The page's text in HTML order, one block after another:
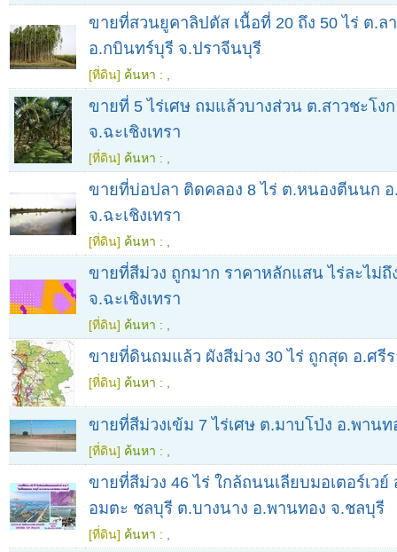
ขายที่สวนยูคาลิปตัส เนื้อที่ 20 ถึง 50 ไร่ ต.ล
อ.กบินทร์บุรี จ.ปราจีนบุรี
[ที่ดิน] ค้นหา :
ขายที่ 5 ไร่เศษ ถมแล้วบางส่วน ต.สาวชะโง
จ.ฉะเชิงเทรา
[ที่ดิน] ค้นหา :
ขายที่บ่อปลา ติดคลอง 8 ไร่ ต.หนองตีนนก
จ.ฉะเชิงเทรา
[ที่ดิน] ค้นหา :
ขายที่สีม่วง ถูกมาก ราคาหลักแสน ไร่ละไม่ถึ
จ.ฉะเชิงเทรา
[ที่ดิน] ค้นหา :
ขายที่ดินถมแล้ว ผังสีม่วง 30 ไร่ ถูกสุด อ.ศรี
[ที่ดิน] ค้นหา :
ขายที่สีม่วงเข้ม 7 ไร่เศษ ต.มาบโป่ง อ.พาน
[ที่ดิน] ค้นหา :
ขายที่สีม่วง 46 ไร่ ใกล้ถนนเลียบมอเตอร์เว
อมตะ ชลบุรี ต.บางนาง อ.พานทอง จ.ชลบุรี
[ที่ดิน] ค้นหา :